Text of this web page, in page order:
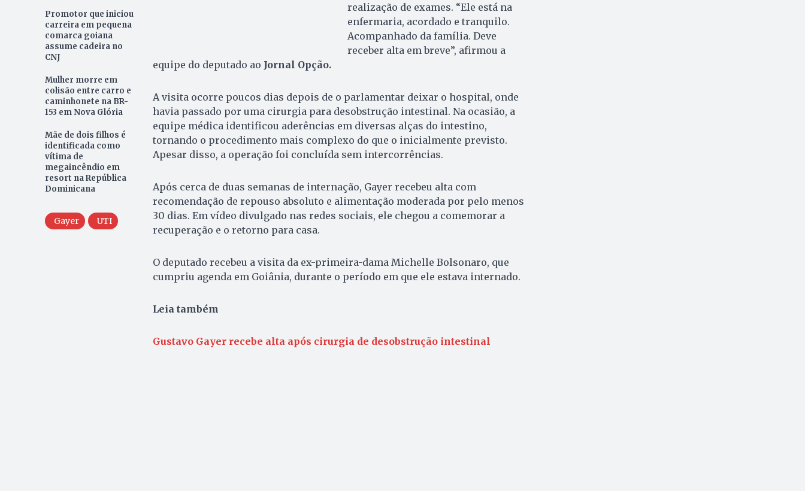
Promotor que iniciou
carreira em pequena
comarca goiana
assume cadeira no
CNJ
Mulher morre em
colisão entre carro e
caminhonete na BR-
153 em Nova Glória
Mãe de dois filhos é
identificada como
vítima de
megaincêndio em
resort na República
Dominicana
Gayer UTI
realização de exames. “Ele está na
enfermaria, acordado e tranquilo.
Acompanhado da família. Deve
receber alta em breve”, afirmou a
equipe do deputado ao Jornal Opção.
A visita ocorre poucos dias depois de o parlamentar deixar o hospital, onde
havia passado por uma cirurgia para desobstrução intestinal. Na ocasião, a
equipe médica identificou aderências em diversas alças do intestino,
tornando o procedimento mais complexo do que o inicialmente previsto.
Apesar disso, a operação foi concluída sem intercorrências.
Após cerca de duas semanas de internação, Gayer recebeu alta com
recomendação de repouso absoluto e alimentação moderada por pelo menos
30 dias. Em vídeo divulgado nas redes sociais, ele chegou a comemorar a
recuperação e o retorno para casa.
O deputado recebeu a visita da ex-primeira-dama Michelle Bolsonaro, que
cumpriu agenda em Goiânia, durante o período em que ele estava internado.
Leia também
Gustavo Gayer recebe alta após cirurgia de desobstrução intestinal